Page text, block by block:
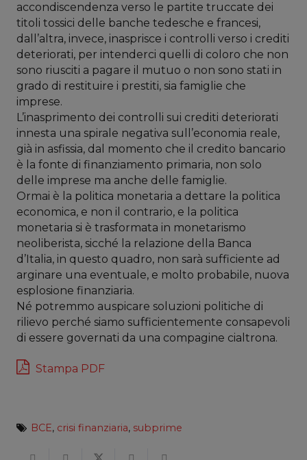
accondiscendenza verso le partite truccate dei
titoli tossici delle banche tedesche e francesi,
dall’altra, invece, inasprisce i controlli verso i crediti
deteriorati, per intenderci quelli di coloro che non
sono riusciti a pagare il mutuo o non sono stati in
grado di restituire i prestiti, sia famiglie che
imprese.
L’inasprimento dei controlli sui crediti deteriorati
innesta una spirale negativa sull’economia reale,
già in asfissia, dal momento che il credito bancario
è la fonte di finanziamento primaria, non solo
delle imprese ma anche delle famiglie.
Ormai è la politica monetaria a dettare la politica
economica, e non il contrario, e la politica
monetaria si è trasformata in monetarismo
neoliberista, sicché la relazione della Banca
d’Italia, in questo quadro, non sarà sufficiente ad
arginare una eventuale, e molto probabile, nuova
esplosione finanziaria.
Né potremmo auspicare soluzioni politiche di
rilievo perché siamo sufficientemente consapevoli
di essere governati da una compagine cialtrona.
Stampa PDF
BCE, crisi finanziaria, subprime